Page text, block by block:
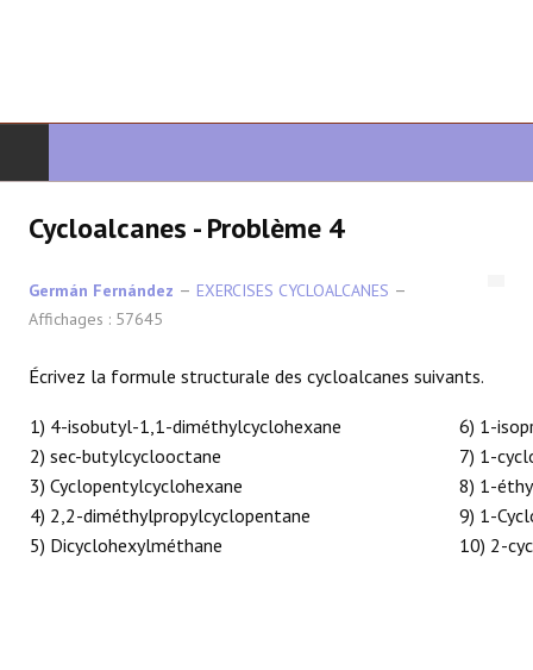
ORGANIQUE AVANCÉ
HÉTÉROCYCLES
LA SYNTHÈSE
SPECTROSCOPIE
Cycloalcanes - Problème 4
Germán Fernández
EXERCISES CYCLOALCANES
Affichages : 57645
Écrivez la formule structurale des cycloalcanes suivants.
1) 4-isobutyl-1,1-diméthylcyclohexane
2) sec-butylcyclooctane
3) Cyclopentylcyclohexane
4) 2,2-diméthylpropylcyclopentane
5) Dicyclohexylméthane
6) 1-
7) 1-
8) 1-
9) 1-
10) 2-